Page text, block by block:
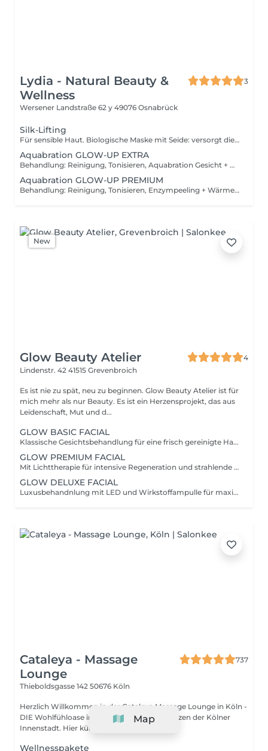
Lydia - Natural Beauty &
Wellness
3
Wersener Landstraße 62 y 49076 Osnabrück
Silk-Lifting
Für sensible Haut. Biologische Maske mit Seide: versorgt die Haut mit Vitaminen und Mineralien, strafft das Bindegewebe, verfeinert die Poren, festigt die Gefäße, bindet Gift- und Schadstoffe in der Haut, Lymphaktivierend, entschlackt, seidenfeines Hautgefühl (Reinigung, Tonisieren, Silk-Lifting Maske, Tiefen- und Abschlusspflege)
Aquabration GLOW-UP EXTRA
Behandlung: Reinigung, Tonisieren, Aquabration Gesicht + Hals + Dekolleté, Ampulle + Pflegemaske,Tiefen- und Abschlusspflege Dauer: 60 Minuten
Aquabration GLOW-UP PREMIUM
Behandlung: Reinigung, Tonisieren, Enzympeeling + Wärmeroller-Massage, Aquabration Gesicht + Hals + Dekolleté, Ampulle + Pflegemaske,Tiefen- und Abschlusspflege Dauer: 1 Std. 30 Minuten
New
Glow Beauty Atelier
4
Lindenstr. 42 41515 Grevenbroich
Es ist nie zu spät, neu zu beginnen. Glow Beauty Atelier ist für
mich mehr als nur Beauty. Es ist ein Herzensprojekt, das aus
Leidenschaft, Mut und d...
GLOW BASIC FACIAL
Klassische Gesichtsbehandlung für eine frisch gereinigte Haut.
GLOW PREMIUM FACIAL
Mit Lichttherapie für intensive Regeneration und strahlende Haut
GLOW DELUXE FACIAL
Luxusbehandnlung mit LED und Wirkstoffampulle für maximale Ergebnisse.
Cataleya - Massage
Lounge
737
Thieboldsgasse 142 50676 Köln
Herzlich Willkommen in der Cataleya Massage Lounge in Köln -
DIE Wohlfühloase im Cäcilien-Viertel im Herzen der Kölner
Innenstadt. Hier kümmern sich S...
Wellnesspakete
Map